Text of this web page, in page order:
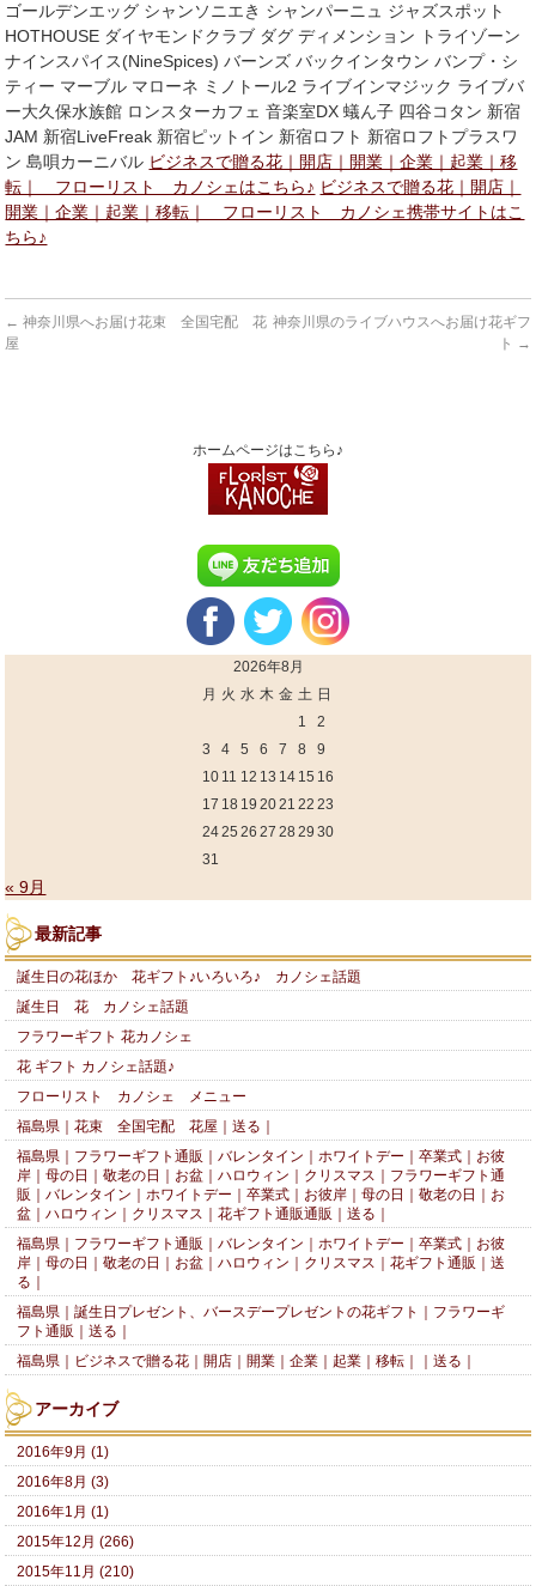
ゴールデンエッグ シャンソニエき シャンパーニュ ジャズスポット
HOTHOUSE ダイヤモンドクラブ ダグ ディメンション トライゾーン
ナインスパイス(NineSpices) バーンズ バックインタウン バンプ・シ
ティー マーブル マローネ ミノトール2 ライブインマジック ライブバ
ー大久保水族館 ロンスターカフェ 音楽室DX 蟻ん子 四谷コタン 新宿
JAM 新宿LiveFreak 新宿ピットイン 新宿ロフト 新宿ロフトプラスワ
ン 島唄カーニバル ビジネスで贈る花｜開店｜開業｜企業｜起業｜移
転｜ フローリスト カノシェはこちら♪ ビジネスで贈る花｜開店｜
開業｜企業｜起業｜移転｜ フローリスト カノシェ携帯サイトはこ
ちら♪
← 神奈川県へお届け花束 全国宅配 花
屋
神奈川県のライブハウスへお届け花ギフ
ト →
ホームページはこちら♪
2026年8月
月 火 水 木 金 土 日
1
2
3
4 5 6 7 8
9
10 11 12 13 14 15 16
17 18 19 2021 22 23
2425 26 27 28 29 30
31
« 9月
最新記事
誕生日の花ほか 花ギフト♪いろいろ♪ カノシェ話題
誕生日 花 カノシェ話題
フラワーギフト 花カノシェ
花 ギフト カノシェ話題♪
フローリスト カノシェ メニュー
福島県｜花束 全国宅配 花屋｜送る｜
福島県｜フラワーギフト通販｜バレンタイン｜ホワイトデー｜卒業式｜お彼
岸｜母の日｜敬老の日｜お盆｜ハロウィン｜クリスマス｜フラワーギフト通
販｜バレンタイン｜ホワイトデー｜卒業式｜お彼岸｜母の日｜敬老の日｜お
盆｜ハロウィン｜クリスマス｜花ギフト通販通販｜送る｜
福島県｜フラワーギフト通販｜バレンタイン｜ホワイトデー｜卒業式｜お彼
岸｜母の日｜敬老の日｜お盆｜ハロウィン｜クリスマス｜花ギフト通販｜送
る｜
福島県｜誕生日プレゼント、バースデープレゼントの花ギフト｜フラワーギ
フト通販｜送る｜
福島県｜ビジネスで贈る花｜開店｜開業｜企業｜起業｜移転｜｜送る｜
アーカイブ
2016年9月 (1)
2016年8月 (3)
2016年1月 (1)
2015年12月 (266)
2015年11月 (210)